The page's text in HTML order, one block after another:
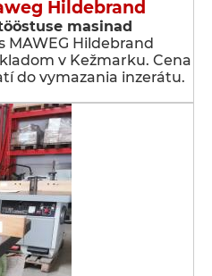
Hildebrand
masinad
MAWEG Hildebrand
v Kežmarku. Cena
do vymazania inzerátu.